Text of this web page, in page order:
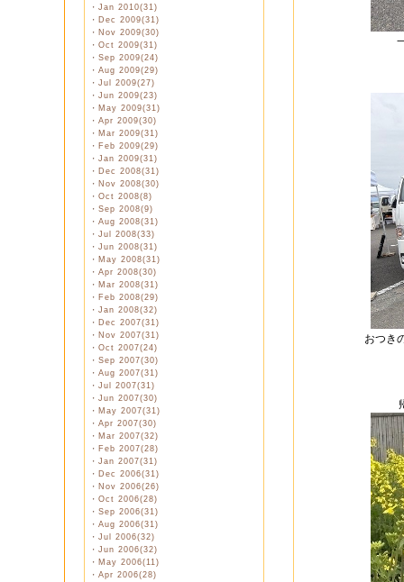
・ Jan 2010(31)
・ Dec 2009(31)
・ Nov 2009(30)
・ Oct 2009(31)
・ Sep 2009(24)
・ Aug 2009(29)
・ Jul 2009(27)
・ Jun 2009(23)
・ May 2009(31)
・ Apr 2009(30)
・ Mar 2009(31)
・ Feb 2009(29)
・ Jan 2009(31)
・ Dec 2008(31)
・ Nov 2008(30)
・ Oct 2008(8)
・ Sep 2008(9)
・ Aug 2008(31)
・ Jul 2008(33)
・ Jun 2008(31)
・ May 2008(31)
・ Apr 2008(30)
・ Mar 2008(31)
・ Feb 2008(29)
・ Jan 2008(32)
・ Dec 2007(31)
・ Nov 2007(31)
・ Oct 2007(24)
・ Sep 2007(30)
・ Aug 2007(31)
・ Jul 2007(31)
・ Jun 2007(30)
・ May 2007(31)
・ Apr 2007(30)
・ Mar 2007(32)
・ Feb 2007(28)
・ Jan 2007(31)
・ Dec 2006(31)
・ Nov 2006(26)
・ Oct 2006(28)
・ Sep 2006(31)
・ Aug 2006(31)
・ Jul 2006(32)
・ Jun 2006(32)
・ May 2006(11)
・ Apr 2006(28)
おつき